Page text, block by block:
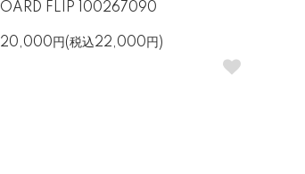
OARD FLIP 100267090
20,000円(税込22,000円)